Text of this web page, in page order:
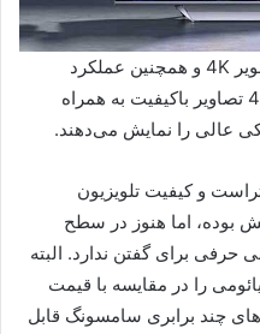
تلویزیون‌های شیائومی از کیفیت تصویر 4K و همچنین عملکرد
HDR10 پشتیبانی می‌کند. این پنل 4K تصاویر باکیفیت به همراه
عالی را نمایش می‌دهند.
و کیفیت تلویزیون
بوده، اما هنوز در سطح
برای گفتن ندارد. البته
را در مقایسه با قیمت
چند برابری سامسونگ قابل